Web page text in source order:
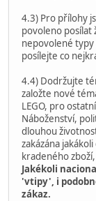
4.3) Pro přílohy
povoleno posílat
nepovolené
posílejte co
4.4) Dodržujte
založte nové
LEGO, pro
Náboženství,
dlouhou
zakázána
kradeného
Jakékoli
'vtipy', i
zákaz.